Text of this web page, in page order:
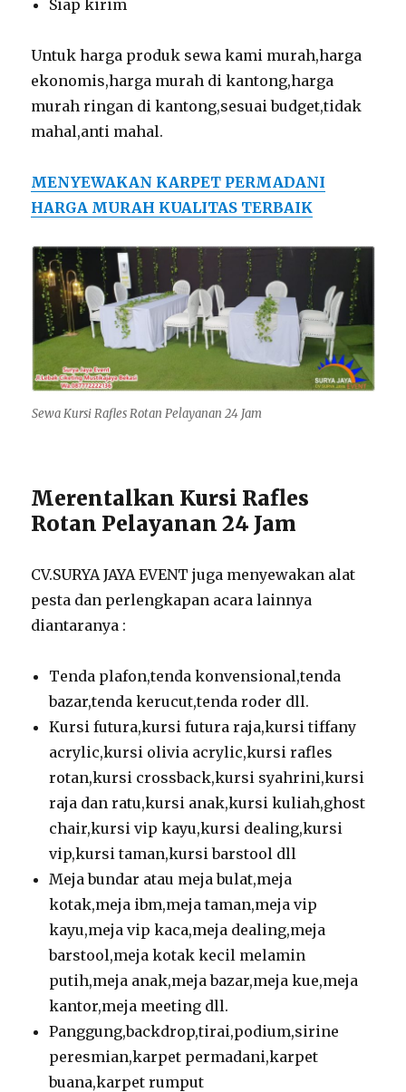
Siap kirim
Untuk harga produk sewa kami murah,harga
ekonomis,harga murah di kantong,harga
murah ringan di kantong,sesuai budget,tidak
mahal,anti mahal.
MENYEWAKAN KARPET PERMADANI
HARGA MURAH KUALITAS TERBAIK
Sewa Kursi Rafles Rotan Pelayanan 24 Jam
Merentalkan Kursi Rafles
Rotan Pelayanan 24 Jam
CV.SURYA JAYA EVENT juga menyewakan alat
pesta dan perlengkapan acara lainnya
diantaranya :
Tenda plafon,tenda konvensional,tenda
bazar,tenda kerucut,tenda roder dll.
Kursi futura,kursi futura raja,kursi tiffany
acrylic,kursi olivia acrylic,kursi rafles
rotan,kursi crossback,kursi syahrini,kursi
raja dan ratu,kursi anak,kursi kuliah,ghost
chair,kursi vip kayu,kursi dealing,kursi
vip,kursi taman,kursi barstool dll
Meja bundar atau meja bulat,meja
kotak,meja ibm,meja taman,meja vip
kayu,meja vip kaca,meja dealing,meja
barstool,meja kotak kecil melamin
putih,meja anak,meja bazar,meja kue,meja
kantor,meja meeting dll.
Panggung,backdrop,tirai,podium,sirine
peresmian,karpet permadani,karpet
buana,karpet rumput